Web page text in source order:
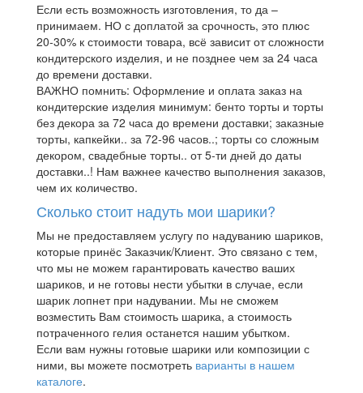
Если есть возможность изготовления, то да –
принимаем. НО с доплатой за срочность, это плюс
20-30% к стоимости товара, всё зависит от сложности
кондитерского изделия, и не позднее чем за 24 часа
до времени доставки.
ВАЖНО помнить: Оформление и оплата заказ на
кондитерские изделия минимум: бенто торты и торты
без декора за 72 часа до времени доставки; заказные
торты, капкейки.. за 72-96 часов..; торты со сложным
декором, свадебные торты.. от 5-ти дней до даты
доставки..! Нам важнее качество выполнения заказов,
чем их количество.
Сколько стоит надуть мои шарики?
Мы не предоставляем услугу по надуванию шариков,
которые принёс Заказчик/Клиент. Это связано с тем,
что мы не можем гарантировать качество ваших
шариков, и не готовы нести убытки в случае, если
шарик лопнет при надувании. Мы не сможем
возместить Вам стоимость шарика, а стоимость
потраченного гелия останется нашим убытком.
Если вам нужны готовые шарики или композиции с
ними, вы можете посмотреть варианты в нашем
каталоге.